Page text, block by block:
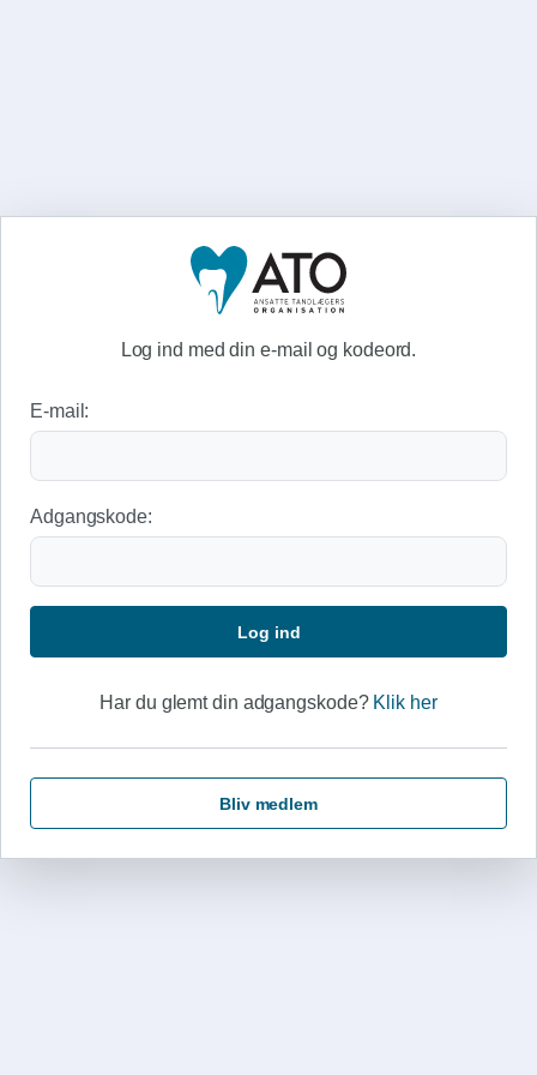
Log ind med din e-mail og kodeord.
E-mail:
Adgangskode:
Log ind
Har du glemt din adgangskode? Klik her
Bliv medlem